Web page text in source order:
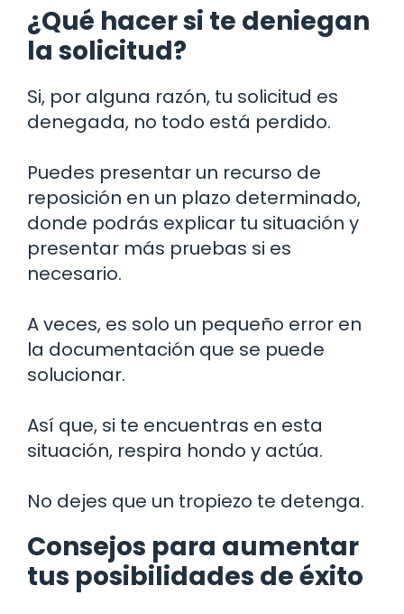
¿Qué hacer si te deniegan
la solicitud?
Si, por alguna razón, tu solicitud es
denegada, no todo está perdido.
Puedes presentar un recurso de
reposición en un plazo determinado,
donde podrás explicar tu situación y
presentar más pruebas si es
necesario.
A veces, es solo un pequeño error en
la documentación que se puede
solucionar.
Así que, si te encuentras en esta
situación, respira hondo y actúa.
No dejes que un tropiezo te detenga.
Consejos para aumentar
tus posibilidades de éxito